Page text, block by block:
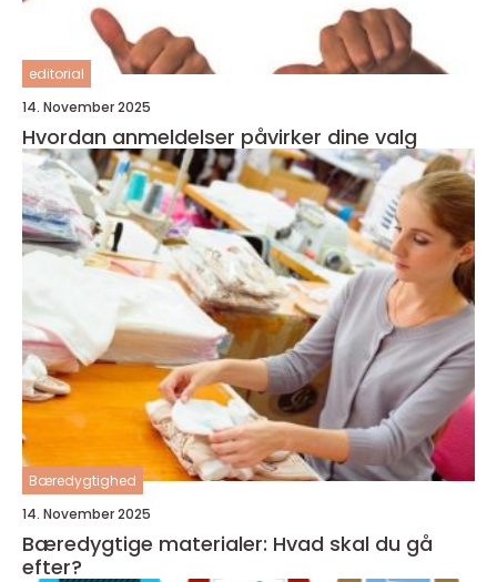
editorial
14. November 2025
Hvordan anmeldelser påvirker dine valg
Bæredygtighed
14. November 2025
Bæredygtige materialer: Hvad skal du gå
efter?